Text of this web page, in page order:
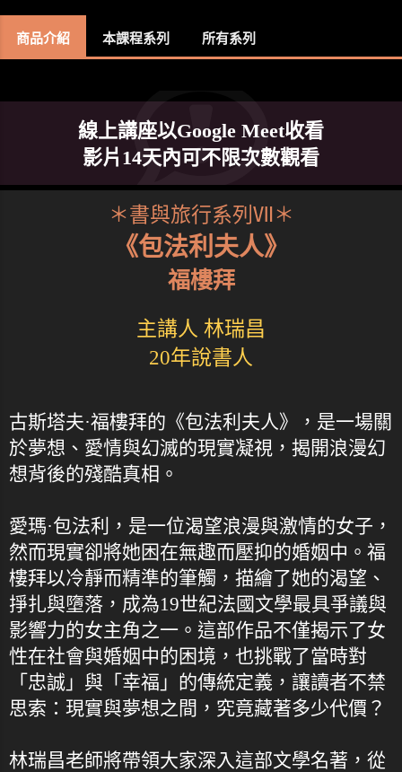
商品介紹 本課程系列 所有系列
線上講座以Google Meet收看
影片14天內可不限次數觀看
＊書與旅行系列Ⅶ＊
《包法利夫人》
福樓拜
主講人 林瑞昌
20年說書人
古斯塔夫·福樓拜的《包法利夫人》，是一場關
於夢想、愛情與幻滅的現實凝視，揭開浪漫幻
想背後的殘酷真相。
愛瑪·包法利，是一位渴望浪漫與激情的女子，
然而現實卻將她困在無趣而壓抑的婚姻中。福
樓拜以冷靜而精準的筆觸，描繪了她的渴望、
掙扎與墮落，成為19世紀法國文學最具爭議與
影響力的女主角之一。這部作品不僅揭示了女
性在社會與婚姻中的困境，也挑戰了當時對
「忠誠」與「幸福」的傳統定義，讓讀者不禁
思索：現實與夢想之間，究竟藏著多少代價？
林瑞昌老師將帶領大家深入這部文學名著，從